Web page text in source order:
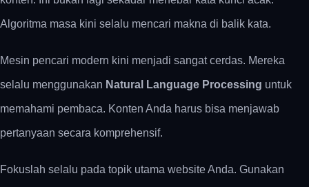
Algoritma masa kini selalu mencari makna di balik kata.
Mesin pencari modern kini menjadi sangat cerdas. Mereka
selalu menggunakan Natural Language Processing untuk
memahami pembaca. Konten Anda harus bisa menjawab
pertanyaan secara komprehensif.
Fokuslah selalu pada topik utama website Anda. Gunakan